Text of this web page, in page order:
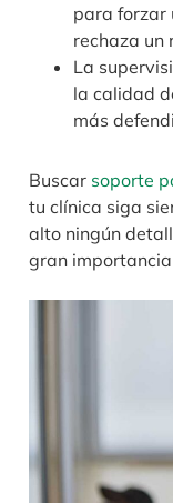
para forzar
rechaza un
La
la calidad
más
Buscar soporte
tu clínica siga
alto ningún
gran